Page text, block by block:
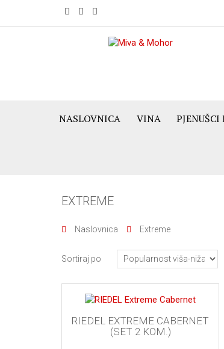
NASLOVNICA VINA
EXTREME
Naslovnica Extreme
Sortiraj po
RIEDEL EXTREME CABERNET
(SET 2 KOM.)